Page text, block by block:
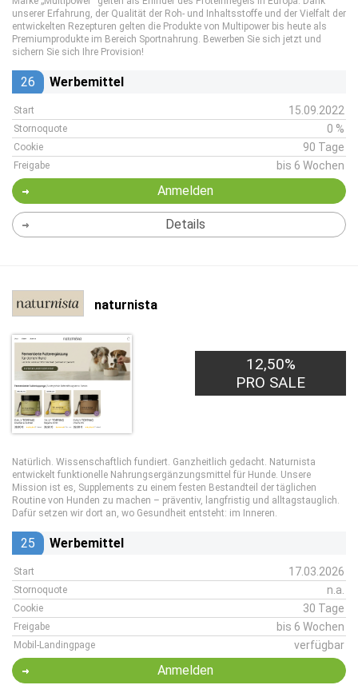
unserer Erfahrung, der Qualität der Roh- und Inhaltsstoffe und der Vielfalt der
entwickelten Rezepturen gelten die Produkte von Multipower bis heute als
Premiumprodukte im Bereich Sportnahrung. Bewerben Sie sich jetzt und
sichern Sie sich Ihre Provision!
26 Werbemittel
Start 15.09.2022
Stornoquote 0 %
Cookie 90 Tage
Freigabe bis 6 Wochen
Anmelden
Details
naturnista
12,50%
PRO SALE
Natürlich. Wissenschaftlich fundiert. Ganzheitlich gedacht. Naturnista
entwickelt funktionelle Nahrungsergänzungsmittel für Hunde. Unsere
Mission ist es, Supplements zu einem festen Bestandteil der täglichen
Routine von Hunden zu machen – präventiv, langfristig und alltagstauglich.
Dafür setzen wir dort an, wo Gesundheit entsteht: im Inneren.
25 Werbemittel
Start 17.03.2026
Stornoquote n.a.
Cookie 30 Tage
Freigabe bis 6 Wochen
Mobil-Landingpage verfügbar
Anmelden